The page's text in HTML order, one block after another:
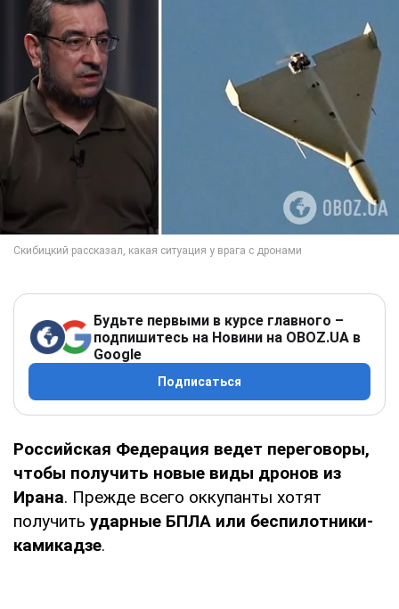
Будьте первыми в курсе главного –
подпишитесь на Новини на OBOZ.UA в
Google
Подписаться
Российская Федерация ведет переговоры,
чтобы получить новые виды дронов из
Ирана. Прежде всего оккупанты хотят
получить ударные БПЛА или беспилотники-
камикадзе.